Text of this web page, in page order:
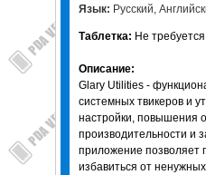
Язык: Русский,
Таблетка: Не требуется
Описание:
Glary Utilities -
системных твикеров и
настройки, повышения
производительности и
приложение позволяет
избавиться от